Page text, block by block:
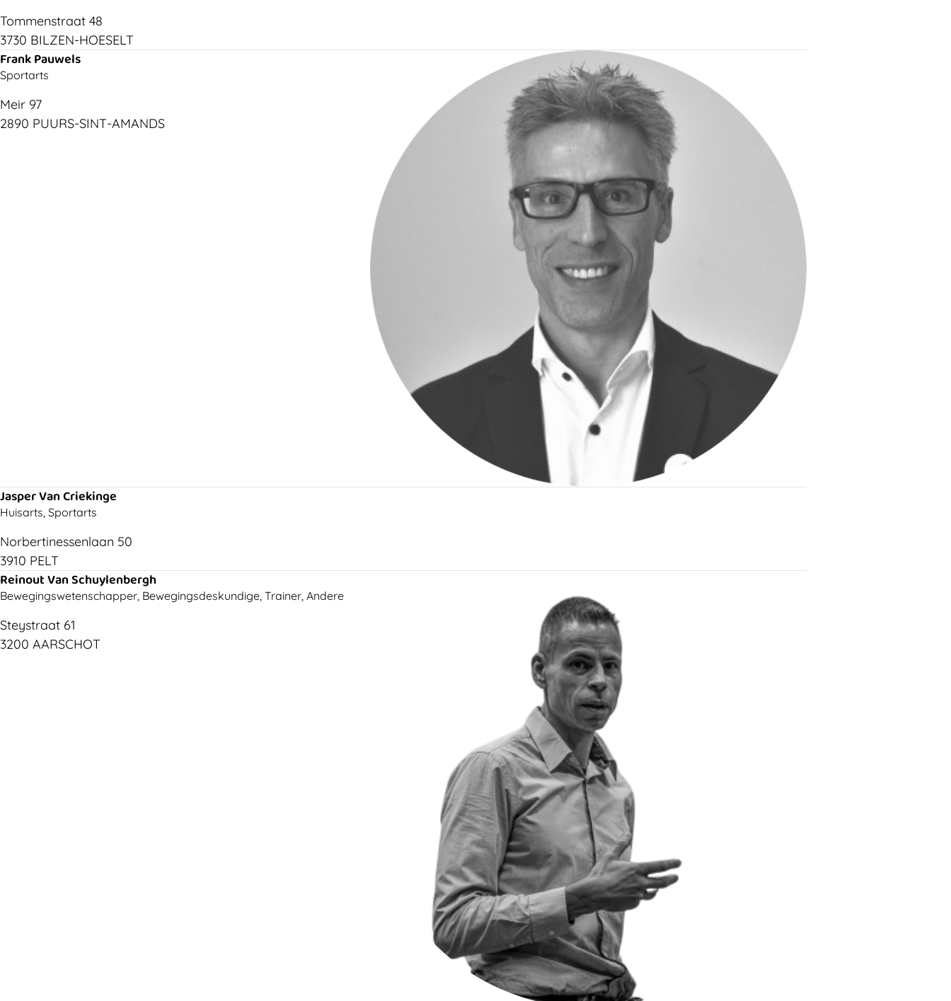
Tommenstraat 48
3730 BILZEN-HOESELT
Frank Pauwels
Sportarts
Meir 97
2890 PUURS-SINT-AMANDS
Jasper Van Criekinge
Huisarts, Sportarts
Norbertinessenlaan 50
3910 PELT
Reinout Van Schuylenbergh
Bewegingswetenschapper, Bewegingsdeskundige, Trainer, Andere
Steystraat 61
3200 AARSCHOT